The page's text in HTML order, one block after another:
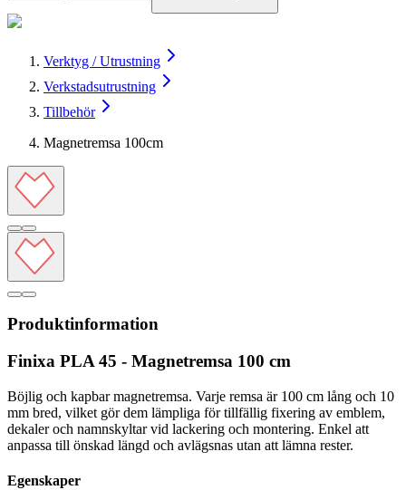
Verktyg / Utrustning
Verkstadsutrustning
Tillbehör
Magnetremsa 100cm
Produktinformation
Finixa PLA 45 - Magnetremsa 100 cm
Böjlig och kapbar magnetremsa. Varje remsa är 100 cm lång och 10
mm bred, vilket gör dem lämpliga för tillfällig fixering av emblem,
dekaler och namnskyltar vid lackering och montering. Enkel att
anpassa till önskad längd och avlägsnas utan att lämna rester.
Egenskaper